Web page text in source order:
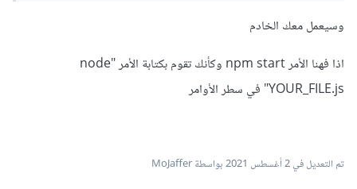
وسيعمل معك الخادم
اذا فهنا الأمر npm start وكأنك تقوم بكتابة الأمر "node
YOUR_FILE.js" في سطر الأوامر
تم التعديل في2 أغسطس 2021 بواسطة MoJaffer